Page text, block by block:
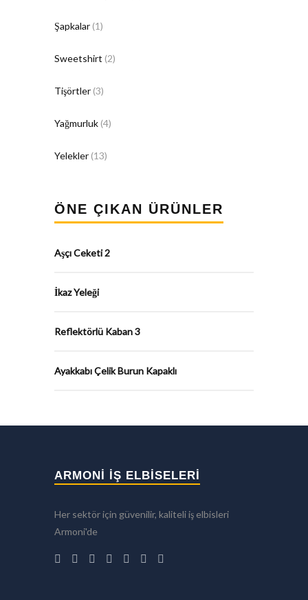
Şapkalar (1)
Sweetshirt (2)
Tişörtler (3)
Yağmurluk (4)
Yelekler (13)
ÖNE ÇIKAN ÜRÜNLER
Aşçı Ceketi 2
İkaz Yeleği
Reflektörlü Kaban 3
Ayakkabı Çelik Burun Kapaklı
ARMONİ İŞ ELBİSELERİ
Her sektör için güvenilir, kaliteli iş elbisleri
Armoni'de